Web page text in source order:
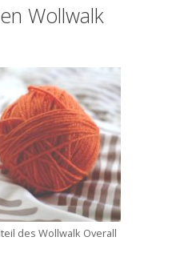
Wollwalk
des Wollwalk Overall